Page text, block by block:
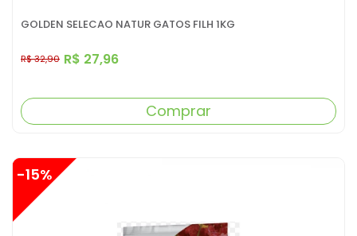
GOLDEN SELECAO NATUR GATOS FILH 1KG
R$ 27,96
R$ 32,90
Comprar
-15%